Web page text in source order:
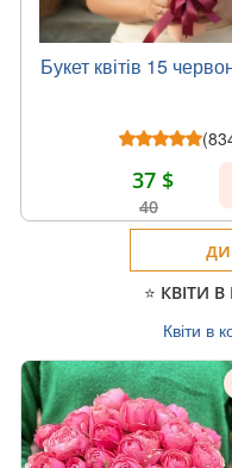
Букет квітів 15
37 $
40
⭐ КВІТИ
Квіти в